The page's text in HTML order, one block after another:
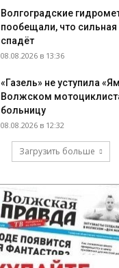
Волгоградские
пообещали, что
спадёт
08.08.2026 в 13:36
«Газель» не уступила
Волжском
больницу
08.08.2026 в 12:32
Загрузить больше